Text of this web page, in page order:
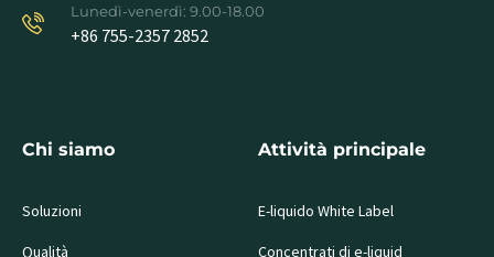
Lunedì-venerdì: 9.00-18.00
+86 755-2357 2852
Chi siamo
Soluzioni
Qualità
Attività principale
E-liquido White Label
Concentrati di e-liquid